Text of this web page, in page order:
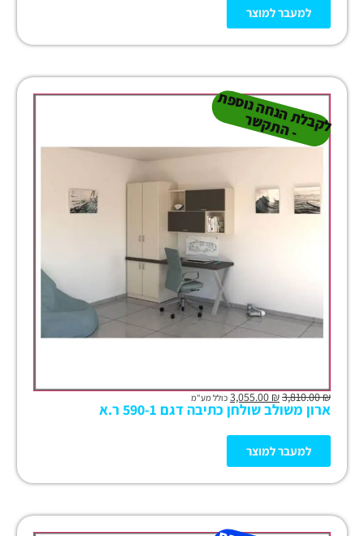
למעבר למוצר
ל
ק
ב
ל
ת
הנ
ח
ה נו
ס
פ
ת
-
ה
ת
ק
ש
ר
₪
3,810.00
₪ כולל מע"מ
ארון משולב שולחן כתיבה דגם 590-1 ר.א
למעבר למוצר